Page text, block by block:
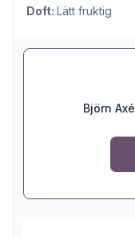
Doft: Lätt fruktig
Björn